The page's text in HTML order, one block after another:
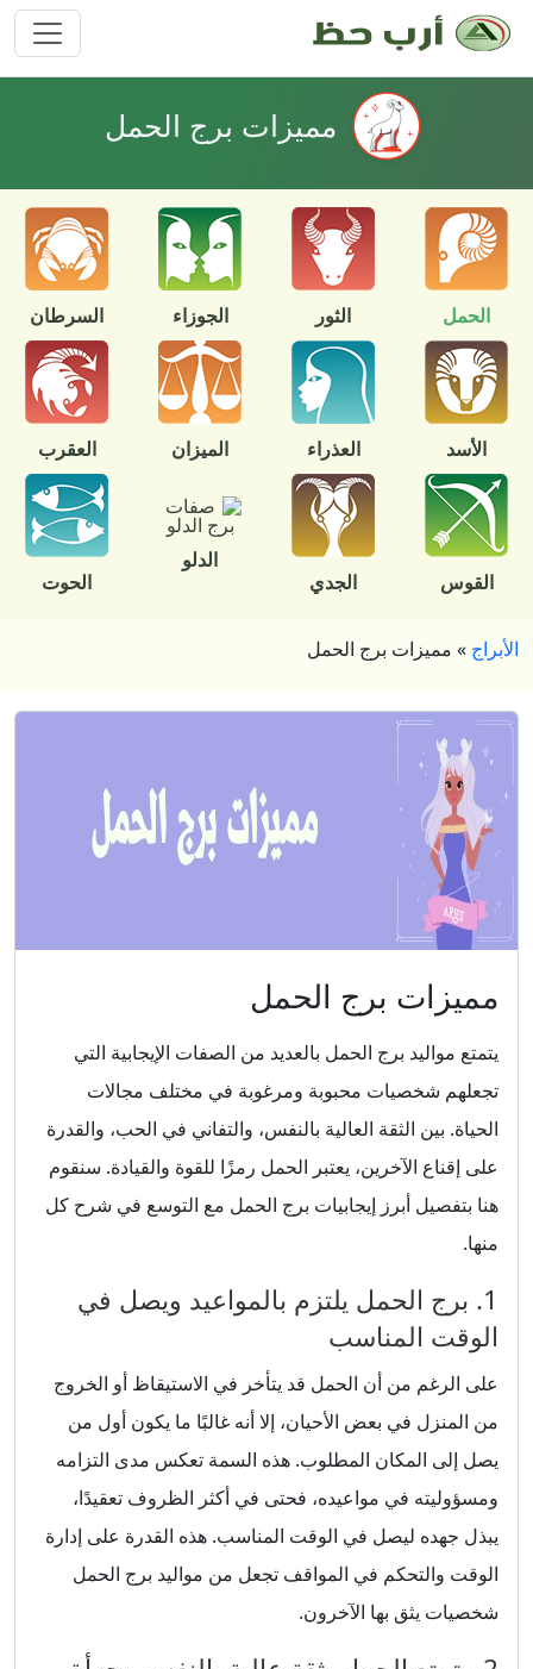
مميزات برج الحمل
الحمل الثور الجوزاء السرطان
الأسد العذراء الميزان العقرب
القوس الجدي
الدلو
الحوت
الأبراج » مميزات برج الحمل
مميزات برج الحمل
يتمتع مواليد برج الحمل بالعديد من الصفات الإيجابية التي
تجعلهم شخصيات محبوبة ومرغوبة في مختلف مجالات
الحياة. بين الثقة العالية بالنفس، والتفاني في الحب، والقدرة
على إقناع الآخرين، يعتبر الحمل رمزًا للقوة والقيادة. سنقوم
هنا بتفصيل أبرز إيجابيات برج الحمل مع التوسع في شرح كل
منها.
1. برج الحمل يلتزم بالمواعيد ويصل في
الوقت المناسب
على الرغم من أن الحمل قد يتأخر في الاستيقاظ أو الخروج
من المنزل في بعض الأحيان، إلا أنه غالبًا ما يكون أول من
يصل إلى المكان المطلوب. هذه السمة تعكس مدى التزامه
ومسؤوليته في مواعيده، فحتى في أكثر الظروف تعقيدًا،
يبذل جهده ليصل في الوقت المناسب. هذه القدرة على إدارة
الوقت والتحكم في المواقف تجعل من مواليد برج الحمل
شخصيات يثق بها الآخرون.